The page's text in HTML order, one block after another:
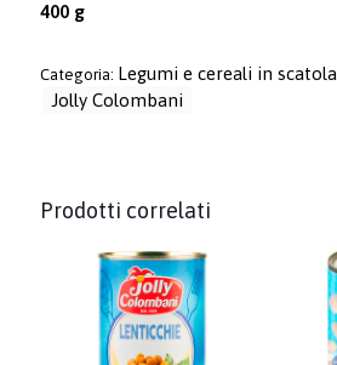
400 g
Categoria: Legumi e cereali in scatola
Jolly Colombani
Prodotti correlati